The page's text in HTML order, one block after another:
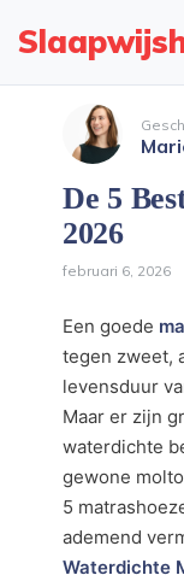
De 5
2026
februari 6, 2026
Een goede
tegen zweet,
levensduur
Maar er zijn
waterdichte
gewone
5
ademend
Waterdichte